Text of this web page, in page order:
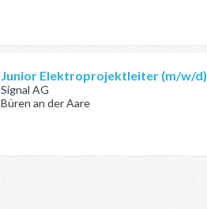
Junior Elektroprojektleiter (m/w/d)
Signal AG
Büren an der Aare